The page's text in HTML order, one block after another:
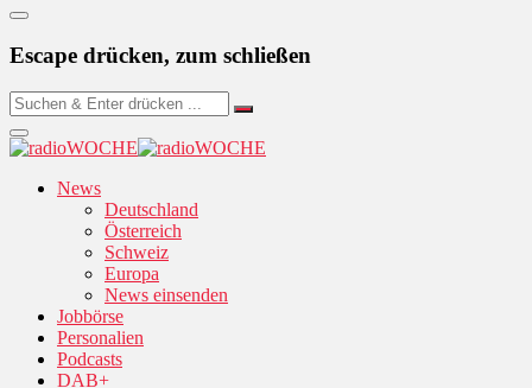
Escape drücken, zum schließen
News
Deutschland
Österreich
Schweiz
Europa
News einsenden
Jobbörse
Personalien
Podcasts
DAB+